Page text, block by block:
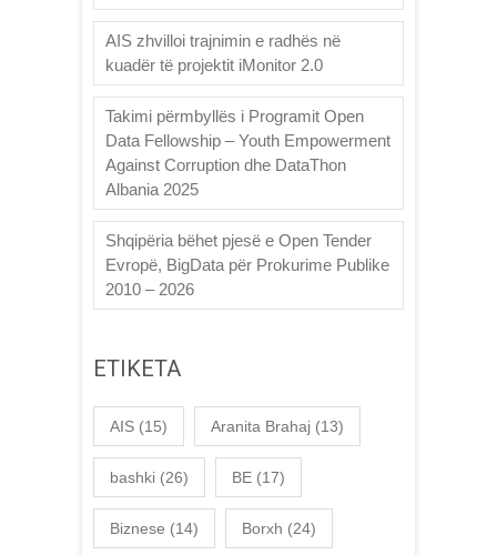
AIS zhvilloi trajnimin e radhës në
kuadër të projektit iMonitor 2.0
Takimi përmbyllës i Programit Open
Data Fellowship – Youth Empowerment
Against Corruption dhe DataThon
Albania 2025
Shqipëria bëhet pjesë e Open Tender
Evropë, BigData për Prokurime Publike
2010 – 2026
ETIKETA
AIS (15) Aranita Brahaj (13)
bashki (26) BE (17)
Biznese (14) Borxh (24)